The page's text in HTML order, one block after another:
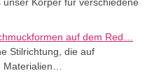
auf dem Red…
Stilrichtung, die auf